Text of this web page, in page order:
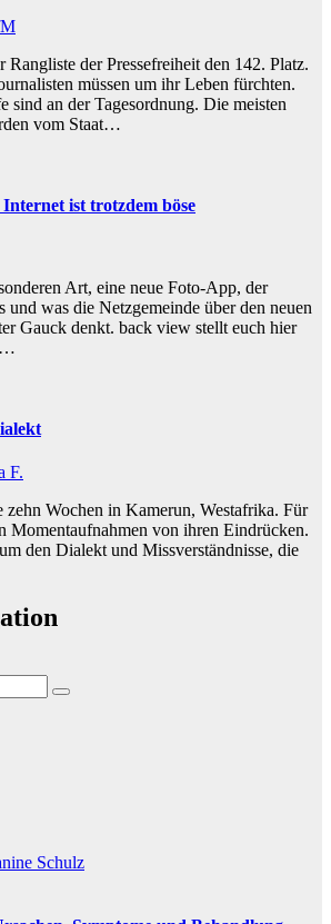
Rangliste der Pressefreiheit den 142. Platz.
müssen um ihr Leben fürchten.
sind an der Tagesordnung. Die meisten
vom Staat…
ist trotzdem böse
Art, eine neue Foto-App, der
und was die Netzgemeinde über den neuen
Gauck denkt. back view stellt euch hier
F.
zehn Wochen in Kamerun, Westafrika. Für
Momentaufnahmen von ihren Eindrücken.
den Dialekt und Missverständnisse, die
Schulz